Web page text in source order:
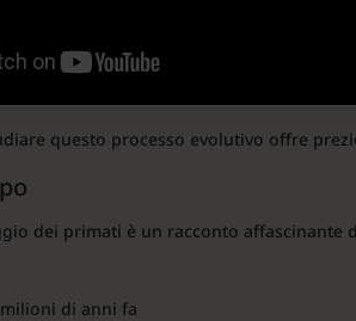
questo processo evolutivo offre
dei primati è un racconto affascinante
di anni fa